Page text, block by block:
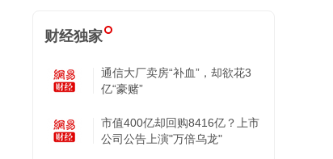
财经独家
通信大厂卖房“补血”，却欲花3
亿“豪赌”
市值400亿却回购8416亿？上市
公司公告上演"万倍乌龙"